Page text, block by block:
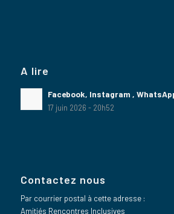
A lire
Facebook, Instagram ,
17 juin 2026 - 20h52
Contactez nous
Par courrier postal à cette adresse :
Amitiés Rencontres Inclusives